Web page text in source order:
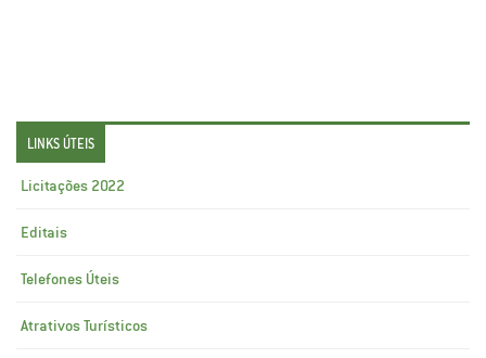
LINKS ÚTEIS
Licitações 2022
Editais
Telefones Úteis
Atrativos Turísticos